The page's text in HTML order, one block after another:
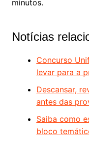
minutos.
Notícias
Concurso
levar para a
Descansar,
antes das
Saiba como
bloco